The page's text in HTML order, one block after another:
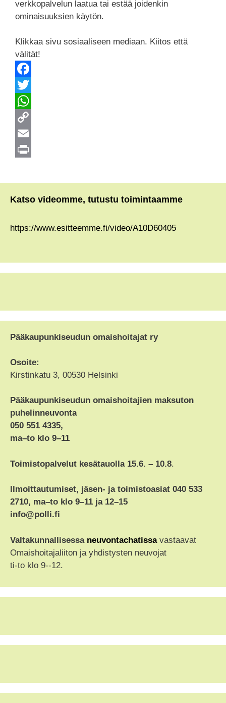
verkkopalvelun laatua tai estää joidenkin
ominaisuuksien käytön.
Klikkaa sivu sosiaaliseen mediaan. Kiitos että
välität!
F
a
c
e
b
o
k
T
w
e
r
W
h
a
s
A
p
C
o
y
L
n
E
a
i
r
i
t
Katso videomme, tutustu toimintaamme
https://www.esitteemme.fi/video/A10D60405
Pääkaupunkiseudun omaishoitajat ry
Osoite:
Kirstinkatu 3, 00530 Helsinki
Pääkaupunkiseudun omaishoitajien maksuton
puhelinneuvonta
050 551 4335,
ma–to klo 9–11
Toimistopalvelut kesätauolla 15.6. – 10.8.
Ilmoittautumiset, jäsen- ja toimistoasiat 040 533
2710, ma–to klo 9–11 ja 12–15
info@polli.fi
Valtakunnallisessa neuvontachatissavastaavat
Omaishoitajaliiton ja yhdistysten neuvojat
ti-to klo 9--12.